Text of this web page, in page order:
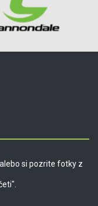
si pozrite fotky z